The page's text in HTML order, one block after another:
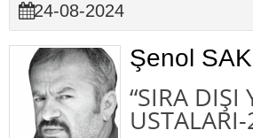
24-08-2024
Şenol SAK
“SIRA DIŞI